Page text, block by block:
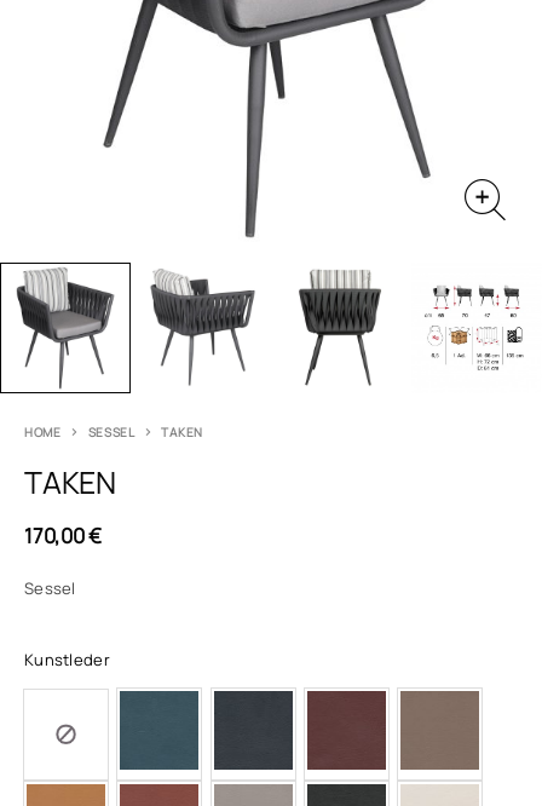
HOME SESSEL TAKEN
TAKEN
170,00€
Sessel
Kunstleder